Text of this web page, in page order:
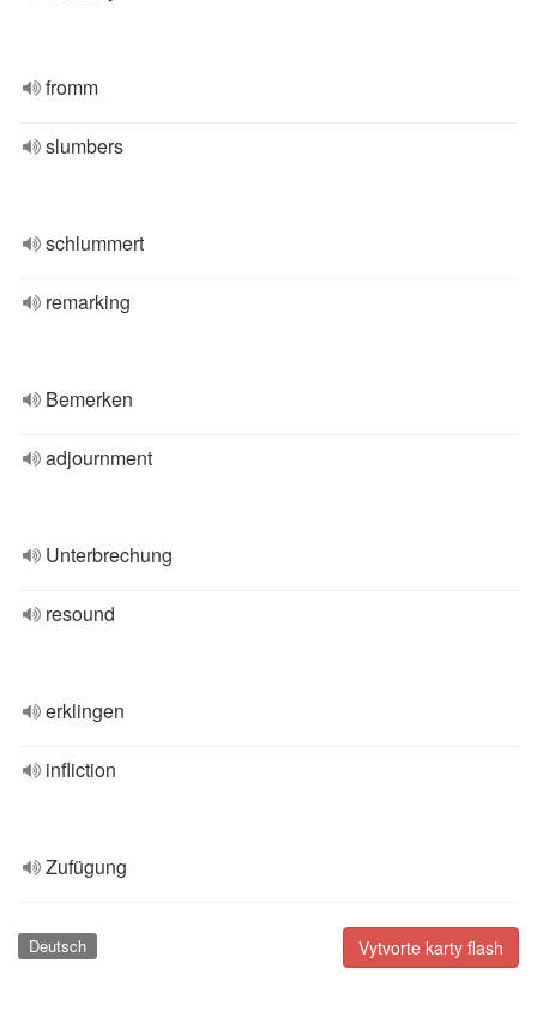
fromm
slumbers
schlummert
remarking
Bemerken
adjournment
Unterbrechung
resound
erklingen
infliction
Zufügung
Vytvorte karty flash
Deutsch